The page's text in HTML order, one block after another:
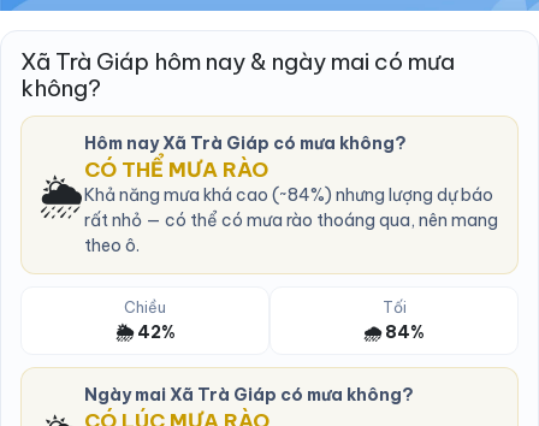
Xã Trà Giáp hôm nay & ngày mai có mưa
không?
🌦️
Hôm nay Xã Trà Giáp có mưa không?
CÓ THỂ MƯA RÀO
Khả năng mưa khá cao (~84%) nhưng lượng dự báo
rất nhỏ — có thể có mưa rào thoáng qua, nên mang
theo ô.
Chiều
🌦️ 42%
Tối
🌧️ 84%
Ngày mai Xã Trà Giáp có mưa không?